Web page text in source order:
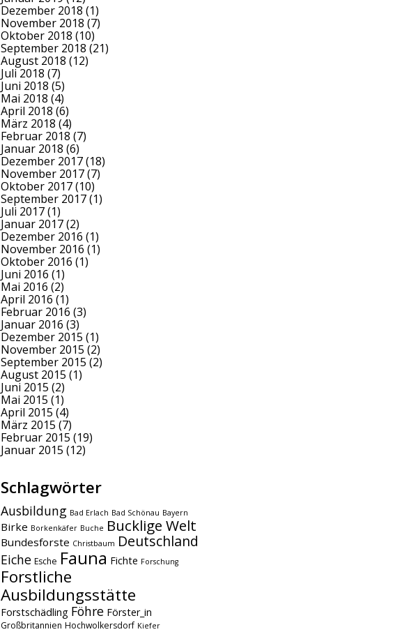
Dezember 2018 (1)
November 2018 (7)
Oktober 2018 (10)
September 2018 (21)
August 2018 (12)
Juli 2018 (7)
Juni 2018 (5)
Mai 2018 (4)
April 2018 (6)
März 2018 (4)
Februar 2018 (7)
Januar 2018 (6)
Dezember 2017(18)
November 2017(7)
Oktober 2017(10)
September 2017(1)
Juli 2017(1)
Januar 2017(2)
Dezember 2016 (1)
November 2016 (1)
Oktober 2016 (1)
Juni 2016 (1)
Mai 2016 (2)
April 2016 (1)
Februar 2016 (3)
Januar 2016 (3)
Dezember 2015 (1)
November 2015 (2)
September 2015 (2)
August 2015 (1)
Juni 2015 (2)
Mai 2015 (1)
April 2015 (4)
März 2015 (7)
Februar 2015 (19)
Januar 2015 (12)
Schlagwörter
Ausbildung Bad Erlach Bad Schönau Bayern
Birke Borkenkäfer Buche Bucklige Welt
Bundesforste Christbaum Deutschland
Eiche Esche Fauna Fichte Forschung
Forstliche
Ausbildungsstätte
Forstschädling Föhre Förster_in
Großbritannien Hochwolkersdorf Kiefer